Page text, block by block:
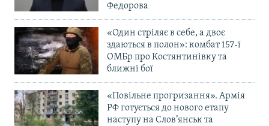
Федорова
«Один стріляє в себе, а двоє
здаються в полон»: комбат 157-ї
ОМБр про Костянтинівку та
ближні бої
«Повільне прогризання». Армія
РФ готується до нового етапу
наступу на Слов’янськ та